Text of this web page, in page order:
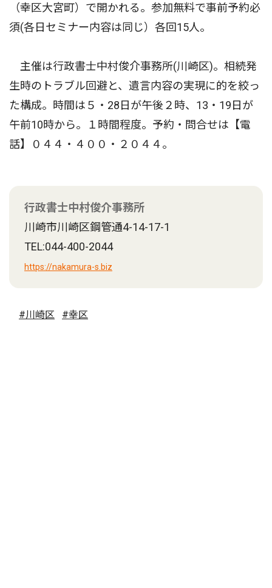
（幸区大宮町）で開かれる。参加無料で事前予約必
須(各日セミナー内容は同じ）各回15人。
主催は行政書士中村俊介事務所(川崎区)。相続発
生時のトラブル回避と、遺言内容の実現に的を絞っ
た構成。時間は５・28日が午後２時、13・19日が
午前10時から。１時間程度。予約・問合せは【電
話】０４４・４００・２０４４。
行政書士中村俊介事務所
川崎市川崎区鋼管通4-14-17-1
TEL:044-400-2044
https://nakamura-s.biz
#川崎区 #幸区